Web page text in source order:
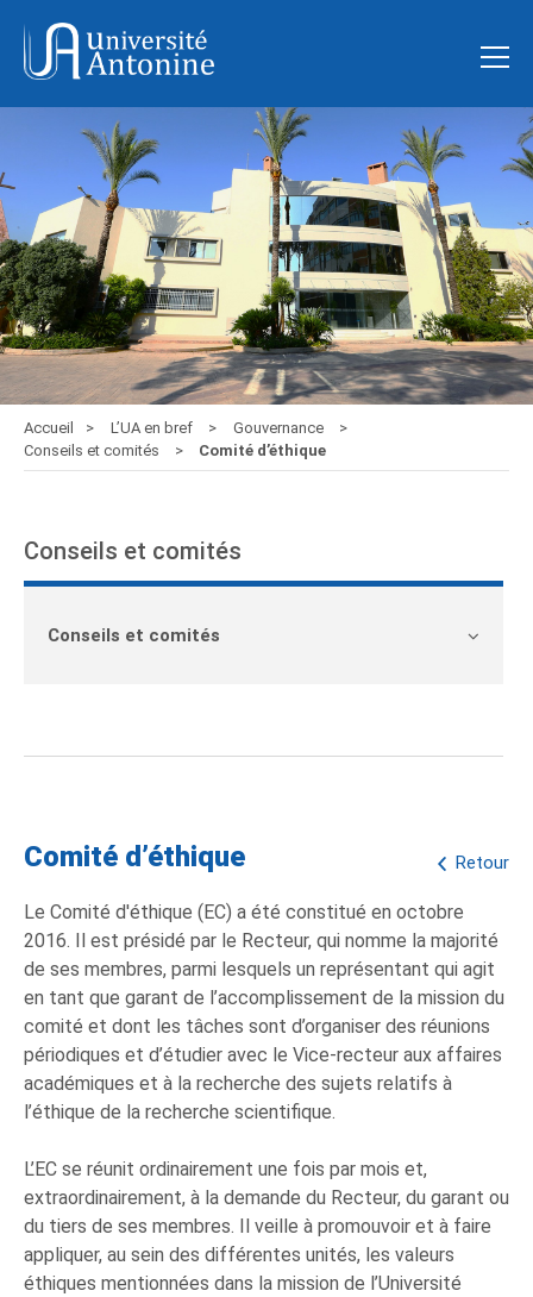
Accueil L’UA en bref
Gouvernance
Conseils et comités
Comité d’éthique
Conseils et comités
Conseils et comités
Retour
Comité d’éthique
Le Comité d'éthique (EC) a été constitué en octobre
2016. Il est présidé par le Recteur, qui nomme la majorité
de ses membres, parmi lesquels un représentant qui agit
en tant que garant de l’accomplissement de la mission du
comité et dont les tâches sont d’organiser des réunions
périodiques et d’étudier avec le Vice-recteur aux affaires
académiques et à la recherche des sujets relatifs à
l’éthique de la recherche scientifique.
L’EC se réunit ordinairement une fois par mois et,
extraordinairement, à la demande du Recteur, du garant ou
du tiers de ses membres. Il veille à promouvoir et à faire
appliquer, au sein des différentes unités, les valeurs
éthiques mentionnées dans la mission de l’Université